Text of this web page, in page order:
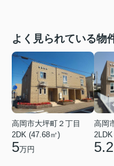
よく見られている物
高岡市大坪町２丁目
2DK (47.68㎡)
5万円
高岡